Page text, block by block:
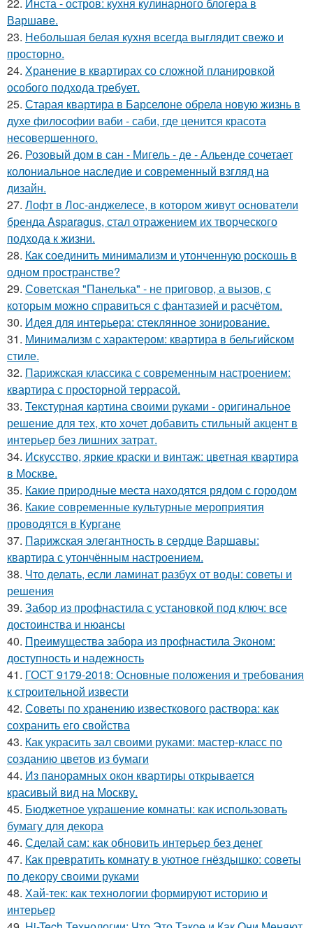
Варшаве.
23. Небольшая белая кухня всегда выглядит свежо и
просторно.
24. Хранение в квартирах со сложной планировкой
особого подхода требует.
25. Старая квартира в Барселоне обрела новую жизнь в
духе философии ваби - саби, где ценится красота
несовершенного.
26. Розовый дом в сан - Мигель - де - Альенде сочетает
колониальное наследие и современный взгляд на
дизайн.
27. Лофт в Лос-анджелесе, в котором живут основатели
бренда Asparagus, стал отражением их творческого
подхода к жизни.
28. Как соединить минимализм и утонченную роскошь в
одном пространстве?
29. Советская "Панелька" - не приговор, а вызов, с
которым можно справиться с фантазией и расчётом.
30. Идея для интерьера: стеклянное зонирование.
31. Минимализм с характером: квартира в бельгийском
стиле.
32. Парижская классика с современным настроением:
квартира с просторной террасой.
33. Текстурная картина своими руками - оригинальное
решение для тех, кто хочет добавить стильный акцент в
интерьер без лишних затрат.
34. Искусство, яркие краски и винтаж: цветная квартира
в Москве.
35. Какие природные места находятся рядом с городом
36. Какие современные культурные мероприятия
проводятся в Кургане
37. Парижская элегантность в сердце Варшавы:
квартира с утончённым настроением.
38. Что делать, если ламинат разбух от воды: советы и
решения
39. Забор из профнастила с установкой под ключ: все
достоинства и нюансы
40. Преимущества забора из профнастила Эконом:
доступность и надежность
41. ГОСТ 9179-2018: Основные положения и требования
к строительной извести
42. Советы по хранению известкового раствора: как
сохранить его свойства
43. Как украсить зал своими руками: мастер-класс по
созданию цветов из бумаги
44. Из панорамных окон квартиры открывается
красивый вид на Москву.
45. Бюджетное украшение комнаты: как использовать
бумагу для декора
46. Сделай сам: как обновить интерьер без денег
47. Как превратить комнату в уютное гнёздышко: советы
по декору своими руками
48. Хай-тек: как технологии формируют историю и
интерьер